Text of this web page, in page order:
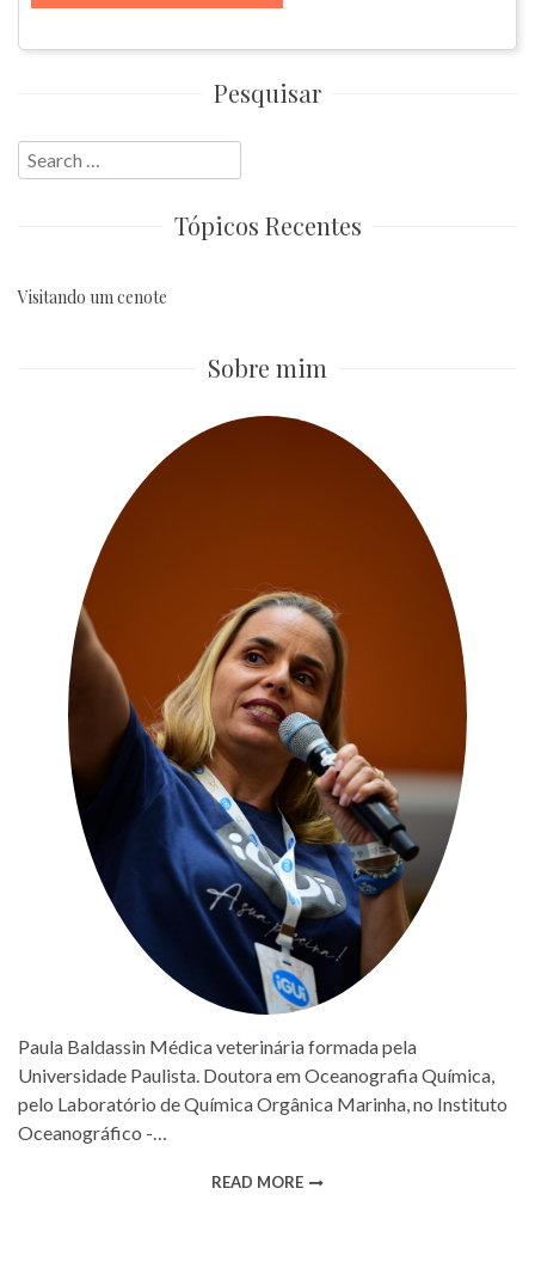
Pesquisar
Search
for:
Tópicos Recentes
Visitando um cenote
Sobre mim
Paula Baldassin Médica veterinária formada pela
Universidade Paulista. Doutora em Oceanografia Química,
pelo Laboratório de Química Orgânica Marinha, no Instituto
Oceanográfico -…
READ MORE